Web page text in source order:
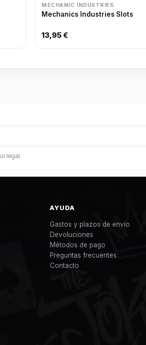
MECHANIC INDUSTRIES
Mechanics Industries Slots
13,95 €
legal.
AYUDA
Gastos y plazos de envío
Devoluciones
Métodos de pago
Preguntas frecuentes
Contacto